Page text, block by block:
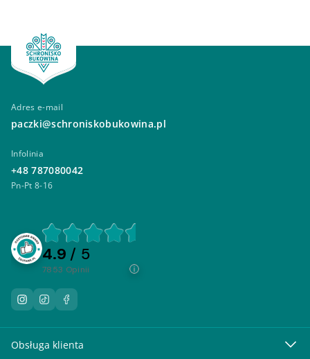
Adres e-mail
paczki@schroniskobukowina.pl
Infolinia
+48 787080042
Pn-Pt 8-16
4.9 / 5
7853 opinii
Obsługa klienta